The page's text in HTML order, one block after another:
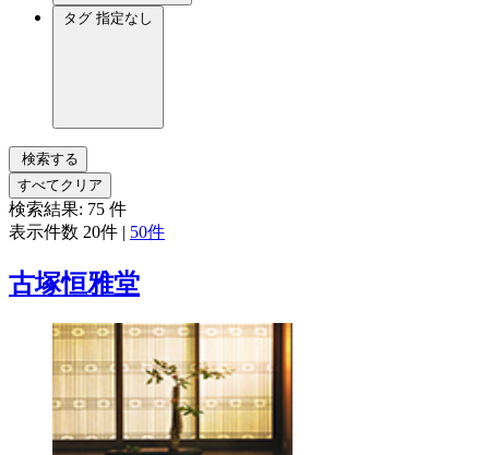
タグ 指定なし
検索する
すべてクリア
検索結果: 75 件
表示件数 20件 | 50件
古塚恒雅堂